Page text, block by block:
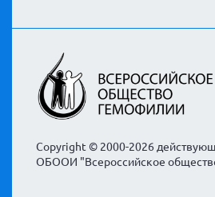
Copyright © 2000-2026
ОБООИ "Всероссийское